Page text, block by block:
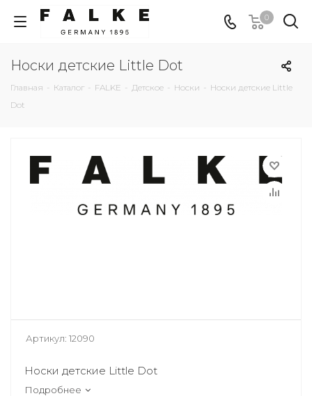
0
Носки детские Little Dot
Главная - Каталог - FALKE - Детское - Носки - Носки детские Little
Dot
Артикул: 12090
Носки детские Little Dot
Подробнее